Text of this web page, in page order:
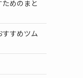
めのまと
すめツム